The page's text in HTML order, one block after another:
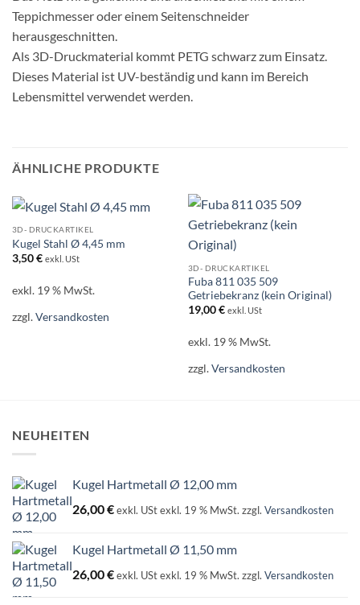
Teppichmesser oder einem Seitenschneider
herausgeschnitten.
Als 3D-Druckmaterial kommt PETG schwarz zum Einsatz.
Dieses Material ist UV-beständig und kann im Bereich
Lebensmittel verwendet werden.
ÄHNLICHE PRODUKTE
3D- DRUCKARTIKEL
Kugel Stahl Ø 4,45 mm
3,50€ exkl. USt
exkl. 19 % MwSt.
zzgl.Versandkosten
3D- DRUCKARTIKEL
Fuba 811 035 509
Getriebekranz (kein Original)
19,00€ exkl. USt
exkl. 19 % MwSt.
zzgl.Versandkosten
NEUHEITEN
Kugel Hartmetall Ø 12,00 mm
26,00€exkl. UStexkl. 19 % MwSt. zzgl. Versandkosten
Kugel Hartmetall Ø 11,50 mm
26,00€exkl. UStexkl. 19 % MwSt. zzgl. Versandkosten